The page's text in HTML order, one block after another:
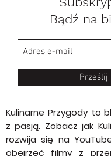
Bądź na
Kulinarne Przygody to
z pasją. Zobacz jak